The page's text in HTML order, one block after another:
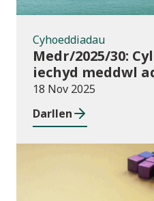
Cyhoeddiadau
Medr/2025/30:
iechyd meddwl
2025/26
18 Nov 2025
Darllen